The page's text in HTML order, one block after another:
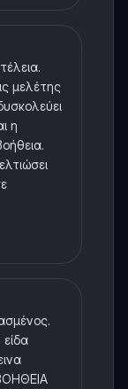
μελέτης
η